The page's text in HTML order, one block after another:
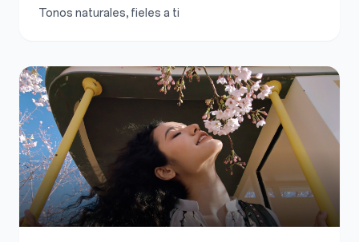
Tonos naturales, fieles a ti